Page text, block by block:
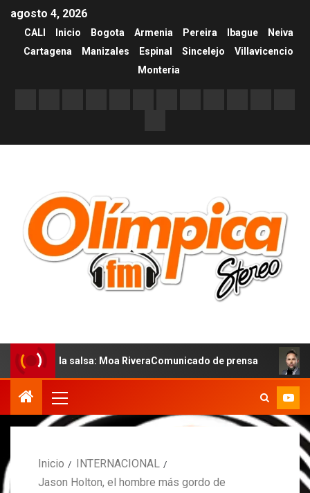
agosto 4, 2026
CALI Inicio Bogota Armenia Pereira Ibague
Neiva
Cartagena
Manizales Espinal Sincelejo
Villavicencio
Monteria
salsa: Moa RiveraComunicado de prensa
Inicio
INTERNACIONAL
Jason Holton, el hombre más gordo de